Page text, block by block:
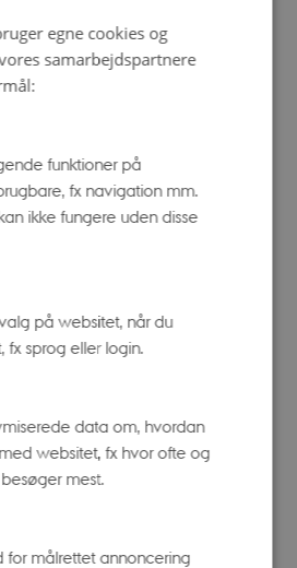
2026
Universitetspark og Universitetsbyen
åbner 1.marts kl. 18
modeller og forstå Solsystemet
Museerne!
– kig op på himlen!
egne cookies og
samarbejdspartnere
funktioner på
fx navigation mm.
ikke fungere uden disse
på websitet, når du
fx sprog eller login.
data om, hvordan
websitet, fx hvor ofte og
mest.
for målrettet annoncering